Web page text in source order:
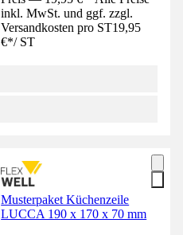
inkl. MwSt. und ggf. zzgl.
Versandkosten pro ST19,95
€*/ ST
Musterpaket Küchenzeile
LUCCA 190 x 170 x 70 mm